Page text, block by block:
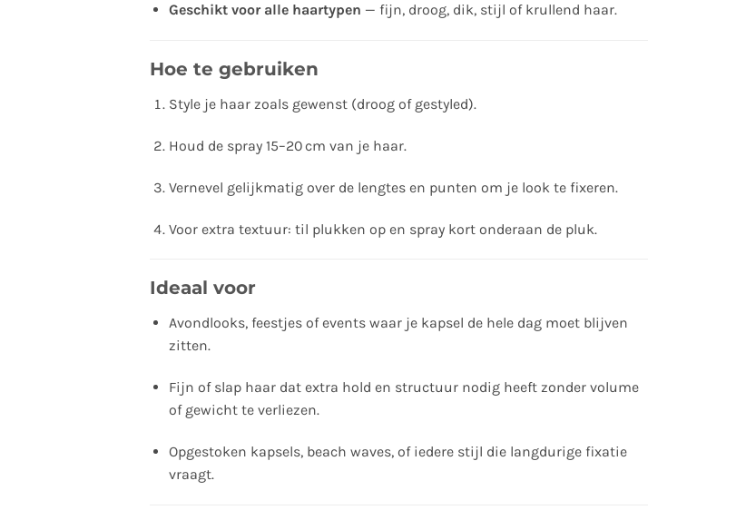
Geschikt voor alle haartypen — fijn, droog, dik, stijl of krullend haar.
Hoe te gebruiken
Style je haar zoals gewenst (droog of gestyled).
Houd de spray 15–20 cm van je haar.
Vernevel gelijkmatig over de lengtes en punten om je look te fixeren.
Voor extra textuur: til plukken op en spray kort onderaan de pluk.
Ideaal voor
Avondlooks, feestjes of events waar je kapsel de hele dag moet blijven
zitten.
Fijn of slap haar dat extra hold en structuur nodig heeft zonder volume
of gewicht te verliezen.
Opgestoken kapsels, beach waves, of iedere stijl die langdurige fixatie
vraagt.